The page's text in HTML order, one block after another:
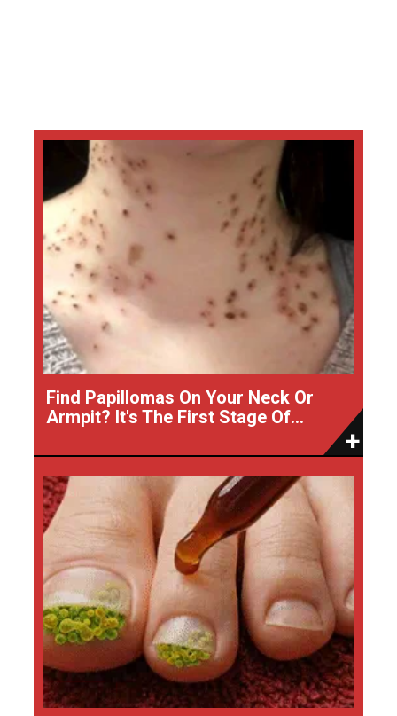
Find Papillomas On Your Neck Or
Armpit? It's The First Stage Of...